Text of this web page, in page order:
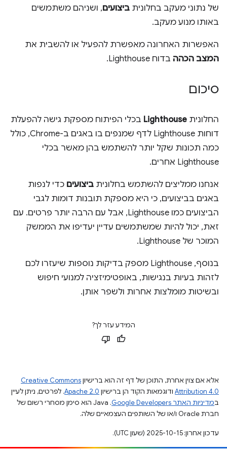
של נתוני מעקב בחלונית ביצועים, ושניהם משתמשים
באותו מנוע מעקב.
האפשרות האחרונה מאפשרת להפעיל או להשבית את
המצב הכהה בדוח Lighthouse.
סיכום
החלונית Lighthouse בכלי הפיתוח מספקת גישה להפעלת
דוחות Lighthouse לדף שמנפים בו באגים ב-Chrome, כולל
כמה תכונות שקל יותר להשתמש בהן מאשר בכלי
Lighthouse אחרים.
אנחנו ממליצים להשתמש בחלונית ביצועים כדי לנפות
באגים בביצועים, כי היא מספקת תובנות דומות לגבי
הביצועים כמו Lighthouse, אבל עם הרבה יותר פרטים. עם
זאת, יכול להיות שמשתמשים עדיין יעדיפו את הממשק
המוכר של Lighthouse.
בנוסף, Lighthouse מספק בדיקות נוספות שיעזרו לכם
לזהות בעיות בנגישות, באופטימיזציה למנועי חיפוש
ובשיטות מומלצות אחרות ולשפר אותן.
המידע עזר לך?
אלא אם צוין אחרת, התוכן של דף זה הוא ברישיוןCreative Commons
Attribution 4.0 ודוגמאות הקוד הן ברישיון Apache 2.0. לפרטים, ניתן לעיין
במדיניות האתר Google Developers‏
.‏ Java הוא סימן מסחרי רשום של
חברת Oracle ו/או של השותפים העצמאיים שלה.
עדכון אחרון: 2025-10-15 (שעון UTC).